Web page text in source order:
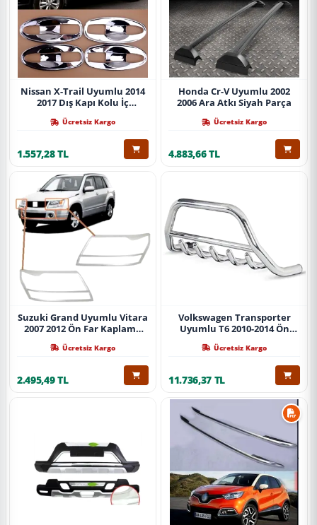
Nissan X-Trail Uyumlu 2014
2017 Dış Kapı Kolu İç
Ücretsiz Kargo
1.557,28 TL
Honda Cr-V Uyumlu 2002
2006 Ara Atkı Siyah Parça
Ücretsiz Kargo
4.883,66 TL
Suzuki Grand Uyumlu Vitara
2007 2012 Ön Far Kaplama
Ücretsiz Kargo
2.495,49 TL
Volkswagen Transporter
Uyumlu T6 2010-2014 Ön
Çelik Krom
Ücretsiz Kargo
11.736,37 TL